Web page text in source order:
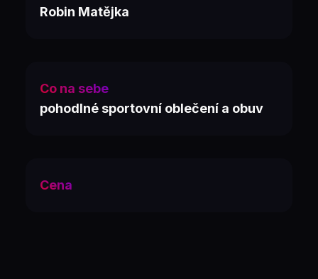
Robin Matějka
Co na sebe
pohodlné sportovní oblečení a obuv
Cena